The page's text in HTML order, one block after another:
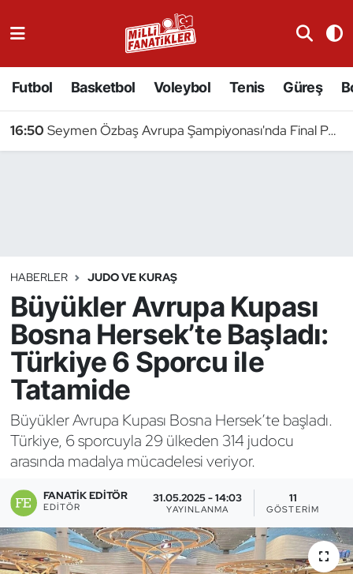
Futbol Basketbol Voleybol Tenis Güreş
16:50 Seymen Özbaş Avrupa Şampiyonası'nda Final Peşinde
HABERLER JUDO VE KURAŞ
Büyükler Avrupa Kupası
Bosna Hersek’te Başladı:
Türkiye 6 Sporcu ile
Tatamide
Büyükler Avrupa Kupası Bosna Hersek’te başladı.
Türkiye, 6 sporcuyla 29 ülkeden 314 judocu
arasında madalya mücadelesi veriyor.
FANATIK EDITÖR
EDITÖR
31.05.2025 - 14:03
YAYINLANMA
11
GÖSTERIM
Badminton
Binicilik
Bisiklet
Bocce Bowling Dart
Boks
Briç
Buz Hokeyi
Buz Pateni